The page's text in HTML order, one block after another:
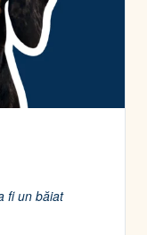
fi un băiat